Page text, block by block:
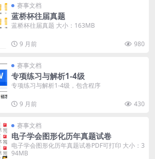
赛事文档
蓝桥杯往届真题
蓝桥杯往届真题 大小：163MB
9 月前 980
赛事文档
专项练习与解析1-4级
专项练习与解析1-4级，包含程序
9 月前 430
赛事文档
电子学会图形化历年真题试卷
电子学会图形化历年真题试卷PDF可打印 大小：3
94MB